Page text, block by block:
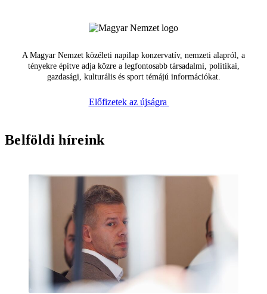
A Magyar Nemzet közéleti napilap konzervatív, nemzeti alapról, a
tényekre építve adja közre a legfontosabb társadalmi, politikai,
gazdasági, kulturális és sport témájú információkat.
Előfizetek az újságra
Belföldi híreink